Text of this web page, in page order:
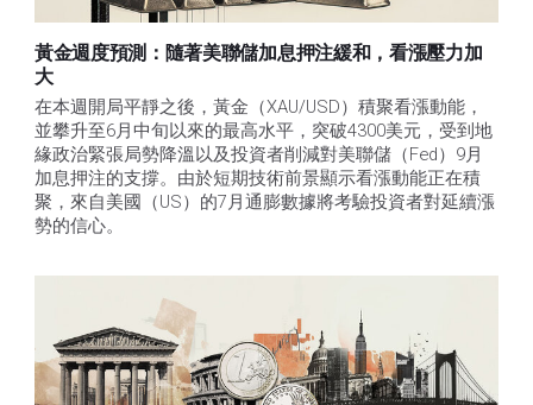
黃金週度預測：隨著美聯儲加息押注緩和，看漲壓力加
大
在本週開局平靜之後，黃金（XAU/USD）積聚看漲動能，
並攀升至6月中旬以來的最高水平，突破4300美元，受到地
緣政治緊張局勢降溫以及投資者削減對美聯儲（Fed）9月
加息押注的支撐。由於短期技術前景顯示看漲動能正在積
聚，來自美國（US）的7月通膨數據將考驗投資者對延續漲
勢的信心。